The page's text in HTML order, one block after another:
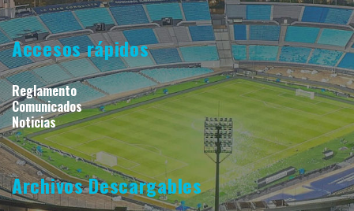
Accesos rápidos
Reglamento
Comunicados
Noticias
Archivos Descargables